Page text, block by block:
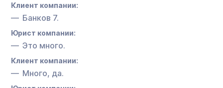
Клиент компании:
Банков 7.
Юрист компании:
Это много.
Клиент компании:
Много, да.